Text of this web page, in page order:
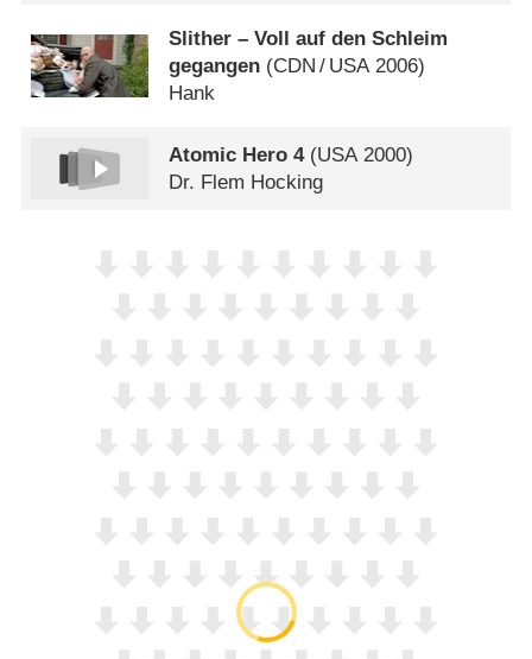
Slither – Voll auf den Schleim
gegangen (CDN / USA2006)
Hank
Atomic Hero 4(USA2000)
Dr. Flem Hocking